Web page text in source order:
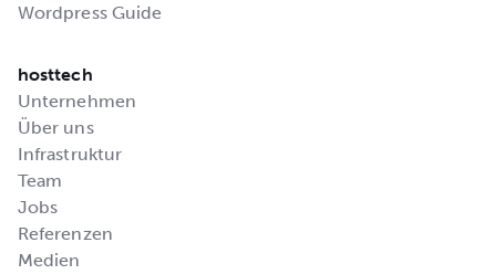
Wordpress Guide
hosttech
Unternehmen
Über uns
Infrastruktur
Team
Jobs
Referenzen
Medien